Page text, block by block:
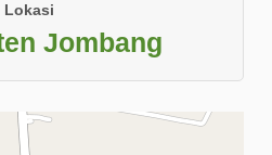
Lokasi
Jombang